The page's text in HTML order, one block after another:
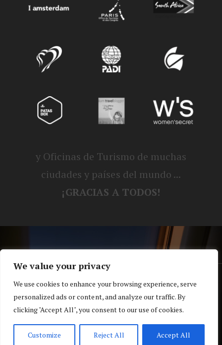
We value your privacy
We use cookies to enhance your browsing experience, serve
personalized ads or content, and analyze our traffic. By
clicking "Accept All", you consent to our use of cookies.
Customize Reject All Accept All
y Oficinas de Turismo de muchas
ciudades y países del mundo ...
¡GRACIAS A TODOS!
® Blog personal de Alex, Nerea, Turbo y
Koko |Política de privacidad y cookies
Top